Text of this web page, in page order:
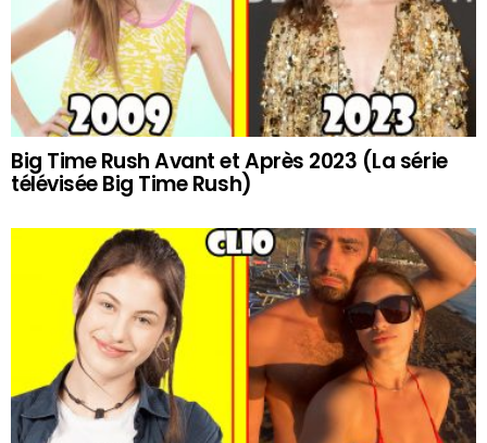
Big Time Rush Avant et Après 2023 (La série
télévisée Big Time Rush)